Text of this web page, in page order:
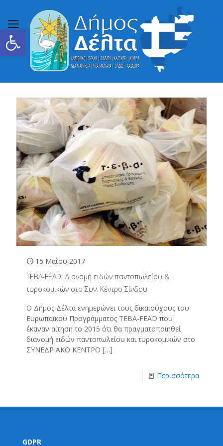
Ανοίξτε τη γραμμή εργαλείων
15 Μαΐου 2017
TEBA-FEAD: Διανομή ειδών παντοπωλείου &
τυροκομικών στο Συν. Κέντρο Σίνδου
Ο Δήμος Δέλτα ενημερώνει τους δικαιούχους του
Ευρωπαϊκού Προγράμματος ΤΕΒΑ-FEAD που
έκαναν αίτηση το 2015 ότι θα πραγματοποιηθεί
διανομή ειδών παντοπωλείου και τυροκομικών στο
ΣΥΝΕΔΡΙΑΚΟ ΚΕΝΤΡΟ […]
Περισσότερα
GDPR